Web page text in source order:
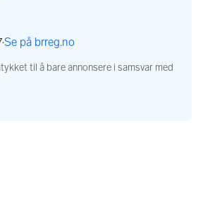
·Se på brreg.no
,
til å bare annonsere i samsvar med